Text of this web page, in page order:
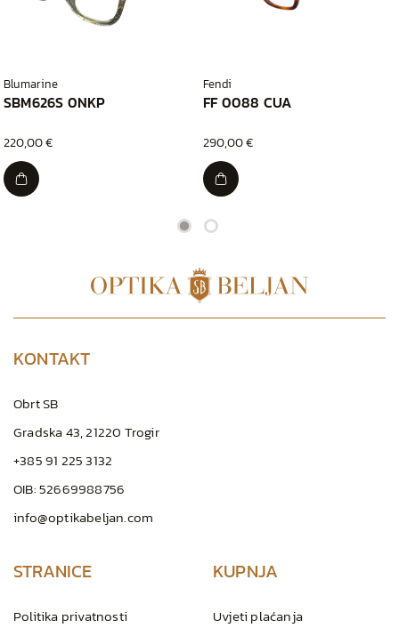
Blumarine
SBM626S 0NKP
220,00 €
Fendi
FF 0088 CUA
290,00 €
KONTAKT
Obrt SB
Gradska 43, 21220 Trogir
+385 91 225 3132
OIB: 52669988756
info@optikabeljan.com
STRANICE
Politika privatnosti
KUPNJA
Uvjeti plaćanja